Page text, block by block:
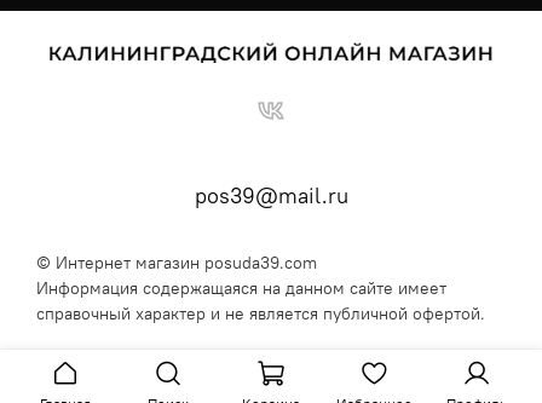
pos39@mail.ru
© Интернет магазин posuda39.com
Информация содержащаяся на данном сайте имеет
справочный характер и не является публичной офертой.